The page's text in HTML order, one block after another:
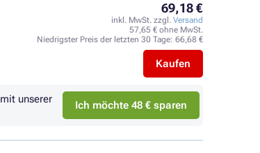
69,18 €
inkl. MwSt. zzgl. Versand
57,65 € ohne MwSt.
Niedrigster Preis der letzten 30 Tage: 66,68 €
Kaufen
mit unserer
Ich möchte 48 € sparen